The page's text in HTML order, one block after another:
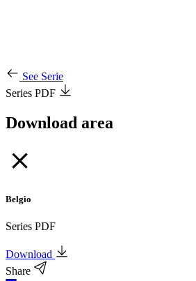
See Serie
Series PDF
Download area
Belgio
Series PDF
Download
Share